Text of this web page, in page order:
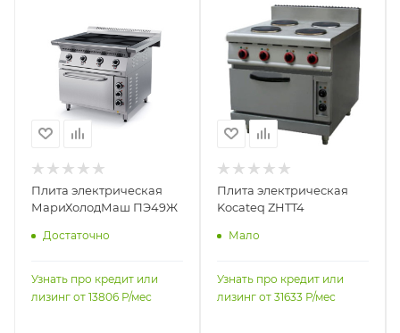
Плита электрическая
МариХолодМаш ПЭ49Ж
Достаточно
Узнать про кредит или
лизинг от 13806 Р/мес
Плита электрическая
Kocateq ZHTT4
Мало
Узнать про кредит или
лизинг от 31633 Р/мес